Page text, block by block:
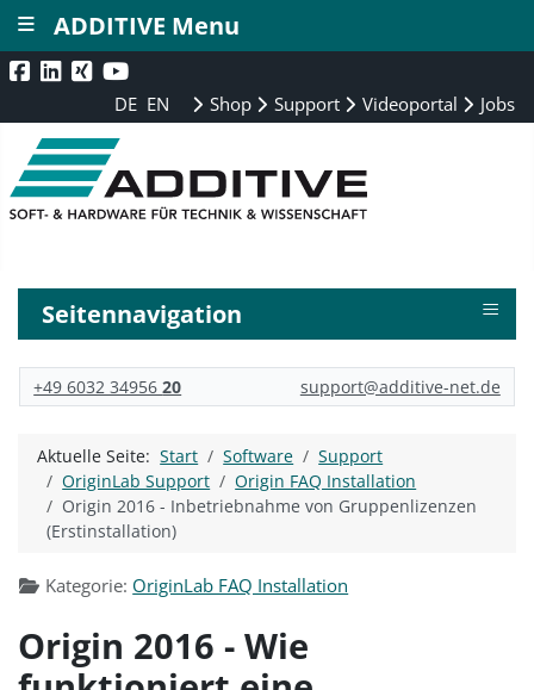
DE EN Shop Support Videoportal Jobs
Seitennavigation ≡
+49 6032 3495620 support@additive-net.de
Aktuelle Seite:Start Software
Support
OriginLab Support
Origin FAQ Installation
Origin 2016 - Inbetriebnahme von Gruppenlizenzen
(Erstinstallation)
Kategorie: OriginLab FAQ Installation
Origin 2016 - Wie
ADDITIVE Menu
≡